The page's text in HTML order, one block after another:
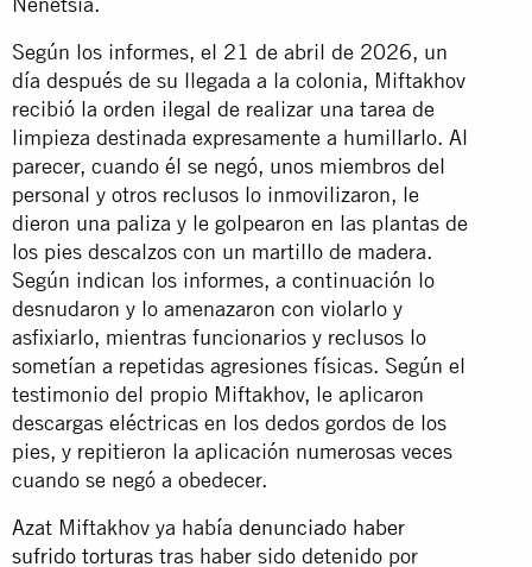
Según los informes, el 21 de abril de 2026, un
día después de su llegada a la colonia, Miftakhov
recibió la orden ilegal de realizar una tarea de
limpieza destinada expresamente a humillarlo. Al
parecer, cuando él se negó, unos miembros del
personal y otros reclusos lo inmovilizaron, le
dieron una paliza y le golpearon en las plantas de
los pies descalzos con un martillo de madera.
Según indican los informes, a continuación lo
desnudaron y lo amenazaron con violarlo y
asfixiarlo, mientras funcionarios y reclusos lo
sometían a repetidas agresiones físicas. Según el
testimonio del propio Miftakhov, le aplicaron
descargas eléctricas en los dedos gordos de los
pies, y repitieron la aplicación numerosas veces
cuando se negó a obedecer.
Azat Miftakhov ya había denunciado haber
sufrido torturas tras haber sido detenido por